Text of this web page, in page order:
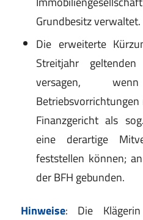
Grundbesitz verwaltet.
Die erweiterte
Streitjahr
versagen,
Finanzgericht als
eine derartige
feststellen können;
der BFH gebunden.
Hinweise: Die